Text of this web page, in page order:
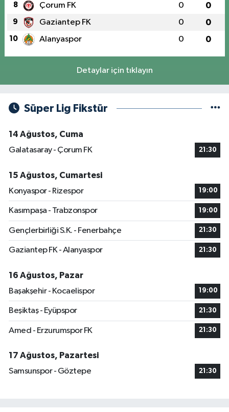
8 Çorum FK 0 0
9 Gaziantep FK 0 0
10 Alanyaspor 0 0
Detaylar için tıklayın
Süper Lig Fikstür
14 Ağustos, Cuma
Galatasaray - Çorum FK
21:30
15 Ağustos, Cumartesi
Konyaspor - Rizespor
19:00
Kasımpaşa - Trabzonspor 19:00
Gençlerbirliği S.K. - Fenerbahçe 21:30
Gaziantep FK - Alanyaspor 21:30
16 Ağustos, Pazar
Başakşehir - Kocaelispor
19:00
Beşiktaş - Eyüpspor 21:30
Amed - Erzurumspor FK 21:30
17 Ağustos, Pazartesi
Samsunspor - Göztepe
21:30